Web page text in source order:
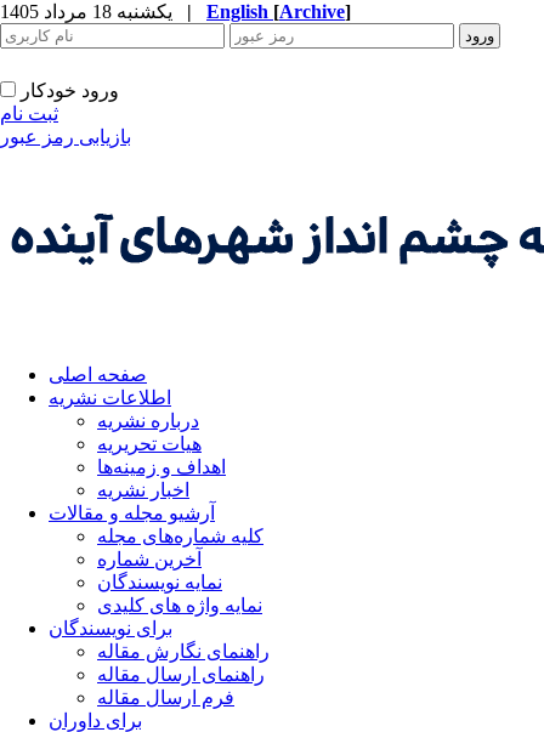
| English [Archive]
ورود خودکار
ثبت نام
بازیابی رمز عبور
صفحه اصلی
اطلاعات نشریه
درباره نشریه
هیات تحریریه
اهداف و زمینه‌ها
اخبار نشریه
آرشیو مجله و مقالات
کلیه شماره‌های مجله
آخرین شماره
نمایه نویسندگان
نمایه واژه های کلیدی
برای نویسندگان
راهنمای نگارش مقاله
راهنمای ارسال مقاله
فرم ارسال مقاله
برای داوران